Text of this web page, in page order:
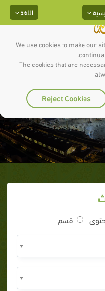
We use cookies to make our
The cookies that are
Reject Cookies
اللغة
قسم